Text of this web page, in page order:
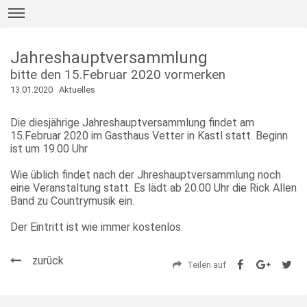
Jahreshauptversammlung
bitte den 15.Februar 2020 vormerken
13.01.2020 Aktuelles
Die diesjährige Jahreshauptversammlung findet am
15.Februar 2020 im Gasthaus Vetter in Kastl statt. Beginn
ist um 19.00 Uhr
Wie üblich findet nach der Jhreshauptversammlung noch
eine Veranstaltung statt. Es lädt ab 20.00 Uhr die Rick Allen
Band zu Countrymusik ein.
Der Eintritt ist wie immer kostenlos.
zurück Teilen auf